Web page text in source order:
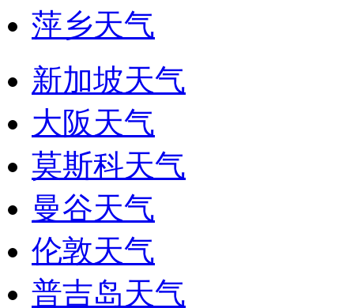
萍乡天气
新加坡天气
大阪天气
莫斯科天气
曼谷天气
伦敦天气
普吉岛天气